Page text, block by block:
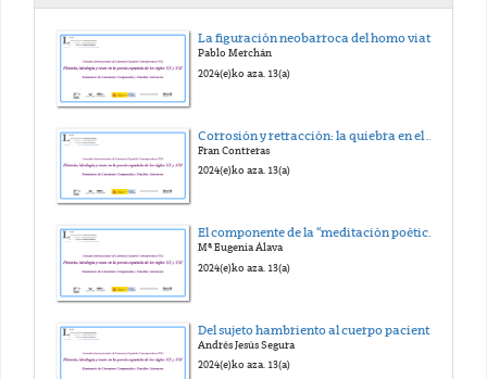
Pablo Merchán
2024(e)ko aza. 13(a)
Fran Contreras
2024(e)ko aza. 13(a)
El componente de la “meditación poética” en El holocausto de los huracanes (2010) de Jesús Hilario Tundidor
Mª Eugenia Álava
2024(e)ko aza. 13(a)
Andrés Jesús Segura
2024(e)ko aza. 13(a)